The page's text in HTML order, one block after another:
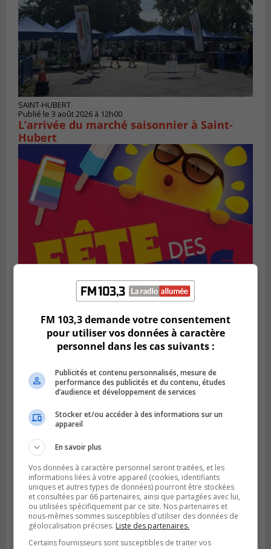
SAINT-HUBERT
Publié le 3 août 2026 à 12h00
L’arrivée du marché saisonnier à Saint-
Hubert
SAINT-BRUNO-DE-MONTARVILLE
La Fête des parcs est de retour à Saint-
Bruno
SAINT-CATHERINE
Publié le 30 juillet 2026 à 07h58
Sainte-Catherine prolonge son aide
financière au Complexe Le Partage
FM 103,3 demande votre consentement
pour utiliser vos données à caractère
personnel dans les cas suivants :
Publicités et contenu personnalisés, mesure de
performance des publicités et du contenu, études
d’audience et développement de services
Stocker et/ou accéder à des informations sur un
appareil
En savoir plus
Vos données à caractère personnel seront traitées, et les
informations liées à votre appareil (cookies, identifiants
uniques et autres types de données) pourront être stockées
et consultées par 66 partenaires, ainsi que partagées avec lui,
ou utilisées spécifiquement par ce site. Nos partenaires et
nous-mêmes sommes susceptibles d'utiliser des données de
géolocalisation précises. Liste des partenaires.
Certains fournisseurs sont susceptibles de traiter vos